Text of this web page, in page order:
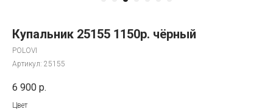
Купальник 25155 1150р. чёрный
POLOVI
Артикул: 25155
6 900 р.
Цвет